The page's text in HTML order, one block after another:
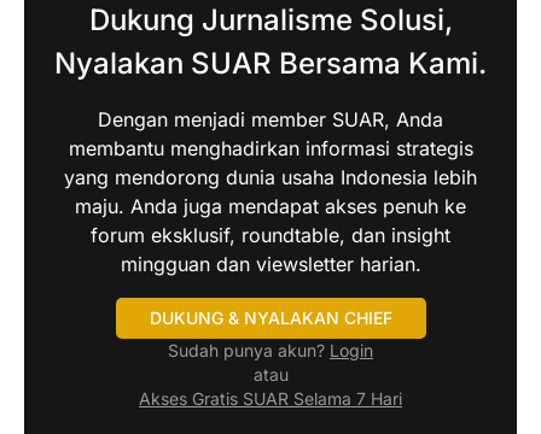
Dukung Jurnalisme Solusi,
Nyalakan SUAR Bersama Kami.
Dengan menjadi member SUAR, Anda
membantu menghadirkan informasi strategis
yang mendorong dunia usaha Indonesia lebih
maju. Anda juga mendapat akses penuh ke
forum eksklusif, roundtable, dan insight
mingguan dan viewsletter harian.
DUKUNG & NYALAKAN CHIEF
Sudah punya akun? Login
atau
Akses Gratis SUAR Selama 7 Hari